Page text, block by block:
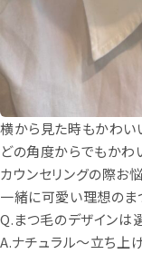
横から見た時もかわい
どの角度からでもかわ
カウンセリングの際お
一緒に可愛い理想のま
Q.まつ毛のデザインは
A.ナチュラル〜立ち上